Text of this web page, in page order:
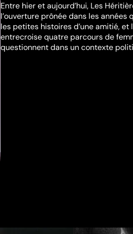
Entre hier et aujourd’hui, Les
l’ouverture prônée dans les
les petites histoires d’une amitié,
entrecroise quatre parcours de
questionnent dans un contexte